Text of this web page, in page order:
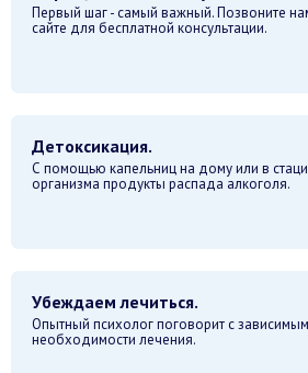
Первый шаг - самый важный. Позвоните
сайте для бесплатной консультации.
Детоксикация.
С помощью капельниц на дому или в
организма продукты распада алкоголя.
Убеждаем лечиться.
Опытный психолог поговорит с
необходимости лечения.